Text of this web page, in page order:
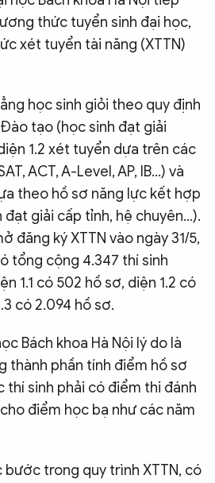
Podcast
Ảnh
Văn nghệ Công an
thức tuyển sinh đại học,
xét tuyển tài năng (XTTN)
học sinh giỏi theo quy định
tạo (học sinh đạt giải
1.2 xét tuyển dựa trên các
ACT, A-Level, AP, IB...) và
theo hồ sơ năng lực kết hợp
giải cấp tỉnh, hệ chuyên...).
đăng ký XTTN vào ngày 31/5,
tổng cộng 4.347 thí sinh
1.1 có 502 hồ sơ, diện 1.2 có
có 2.094 hồ sơ.
Bách khoa Hà Nội lý do là
thành phần tính điểm hồ sơ
thí sinh phải có điểm thi đánh
điểm học bạ như các năm
bước trong quy trình XTTN, có